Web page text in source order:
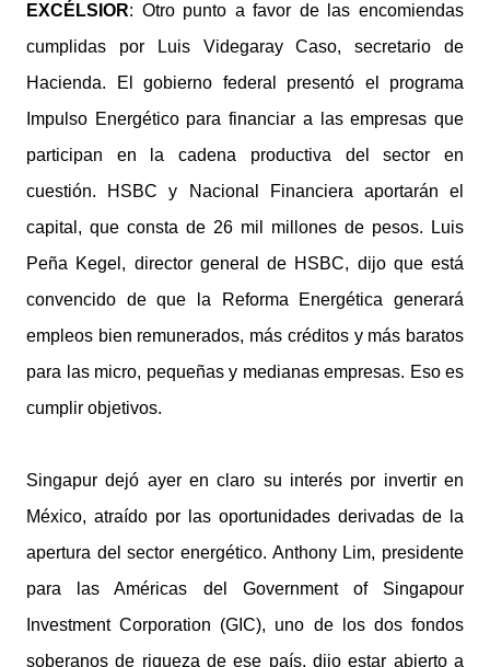
EXCÉLSIOR: Otro punto a favor de las encomiendas
cumplidas por Luis Videgaray Caso, secretario de
Hacienda. El gobierno federal presentó el programa
Impulso Energético para financiar a las empresas que
participan en la cadena productiva del sector en
cuestión. HSBC y Nacional Financiera aportarán el
capital, que consta de 26 mil millones de pesos. Luis
Peña Kegel, director general de HSBC, dijo que está
convencido de que la Reforma Energética generará
empleos bien remunerados, más créditos y más baratos
para las micro, pequeñas y medianas empresas. Eso es
cumplir objetivos.
Singapur dejó ayer en claro su interés por invertir en
México, atraído por las oportunidades derivadas de la
apertura del sector energético. Anthony Lim, presidente
para las Américas del Government of Singapour
Investment Corporation (GIC), uno de los dos fondos
soberanos de riqueza de ese país, dijo estar abierto a